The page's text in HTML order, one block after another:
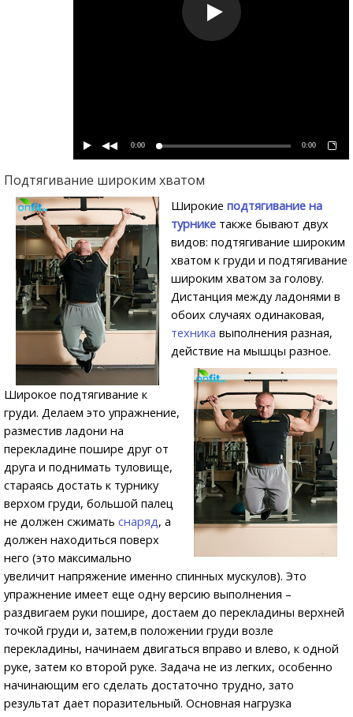
0:00 0:00
Подтягивание широким хватом
Широкие подтягивание на
турнике также бывают двух
видов: подтягивание широким
хватом к груди и подтягивание
широким хватом за голову.
Дистанция между ладонями в
обоих случаях одинаковая,
техника выполнения разная,
действие на мышцы разное.
Широкое подтягивание к
груди. Делаем это упражнение,
разместив ладони на
перекладине пошире друг от
друга и поднимать туловище,
стараясь достать к турнику
верхом груди, большой палец
не должен сжимать снаряд, а
должен находиться поверх
него (это максимально
увеличит напряжение именно спинных мускулов). Это
упражнение имеет еще одну версию выполнения –
раздвигаем руки пошире, достаем до перекладины верхней
точкой груди и, затем,в положении груди возле
перекладины, начинаем двигаться вправо и влево, к одной
руке, затем ко второй руке. Задача не из легких, особенно
начинающим его сделать достаточно трудно, зато
результат дает поразительный. Основная нагрузка